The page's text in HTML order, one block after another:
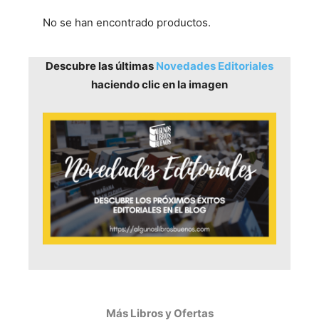
No se han encontrado productos.
Descubre las últimas Novedades Editoriales
haciendo clic en la imagen
Más Libros y Ofertas